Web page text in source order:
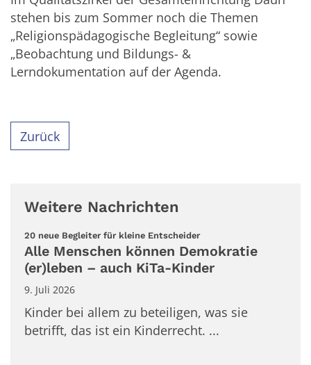
stehen bis zum Sommer noch die Themen
„Religionspädagogische Begleitung“ sowie
„Beobachtung und Bildungs- &
Lerndokumentation auf der Agenda.
Zurück
Weitere Nachrichten
20 neue Begleiter für kleine Entscheider:
Alle Menschen können Demokratie
(er)leben – auch KiTa-Kinder
9. Juli 2026
Kinder bei allem zu beteiligen, was sie
betrifft, das ist ein Kinderrecht. ...